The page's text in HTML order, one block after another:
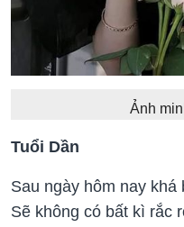
Ảnh
Tuổi Dần
Sau ngày hôm nay
Sẽ không có bất kì rắc